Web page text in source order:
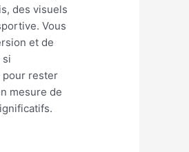
des visuels
Vous
et de
si
pour rester
mesure de